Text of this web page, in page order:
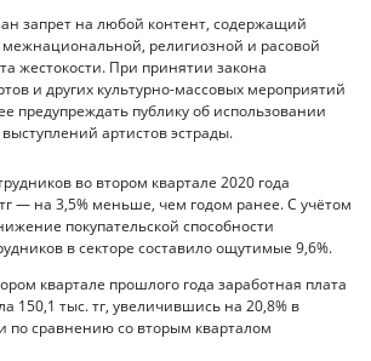
запрет на любой контент, содержащий
межнациональной, религиозной и расовой
жестокости. При принятии закона
и других культурно-массовых мероприятий
предупреждать публику об использовании
артистов эстрады.
во втором квартале 2020 года
— на 3,5% меньше, чем годом ранее. С учётом
покупательской способности
в секторе составило ощутимые 9,6%.
квартале прошлого года заработная плата
150,1 тыс. тг, увеличившись на 20,8% в
сравнению со вторым кварталом